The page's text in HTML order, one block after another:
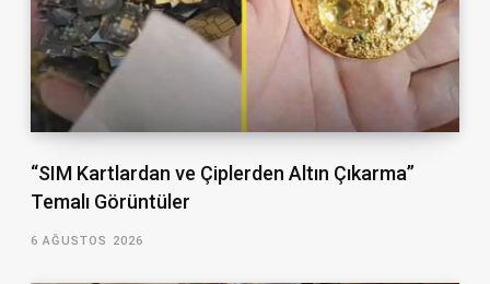
“SIM Kartlardan ve Çiplerden Altın Çıkarma”
Temalı Görüntüler
6 AĞUSTOS 2026